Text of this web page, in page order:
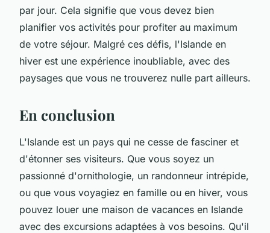
par jour. Cela signifie que vous devez bien
planifier vos activités pour profiter au maximum
de votre séjour. Malgré ces défis, l'Islande en
hiver est une expérience inoubliable, avec des
paysages que vous ne trouverez nulle part ailleurs.
En conclusion
L'Islande est un pays qui ne cesse de fasciner et
d'étonner ses visiteurs. Que vous soyez un
passionné d'ornithologie, un randonneur intrépide,
ou que vous voyagiez en famille ou en hiver, vous
pouvez louer une maison de vacances en Islande
avec des excursions adaptées à vos besoins. Qu'il